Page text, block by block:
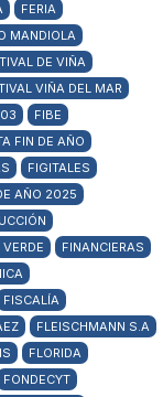
FERIA
MANDIOLA
DE VIÑA
VIÑA DEL MAR
FIBE
FIN DE AÑO
FIGITALES
AÑO 2025
FINANCIERAS
FISCALÍA
FLEISCHMANN S.A
FLORIDA
FONDECYT